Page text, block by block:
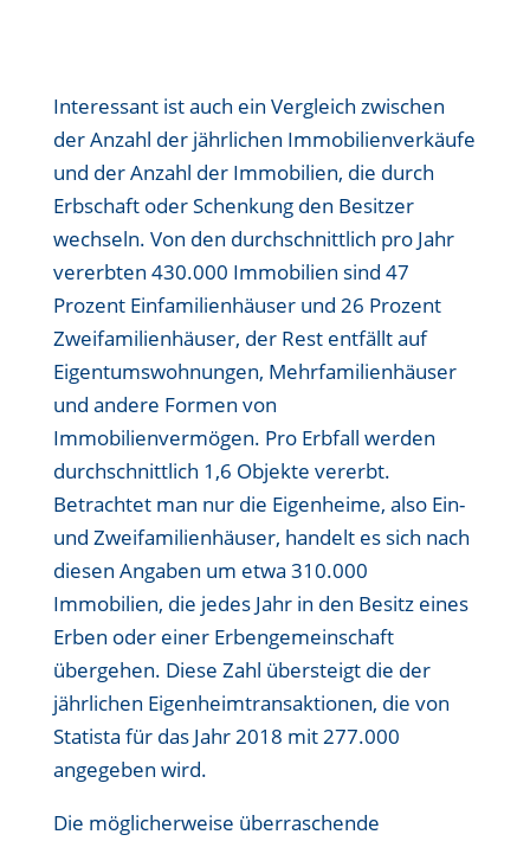
Interessant ist auch ein Vergleich zwischen
der Anzahl der jährlichen Immobilienverkäufe
und der Anzahl der Immobilien, die durch
Erbschaft oder Schenkung den Besitzer
wechseln. Von den durchschnittlich pro Jahr
vererbten 430.000 Immobilien sind 47
Prozent Einfamilienhäuser und 26 Prozent
Zweifamilienhäuser, der Rest entfällt auf
Eigentumswohnungen, Mehrfamilienhäuser
und andere Formen von
Immobilienvermögen. Pro Erbfall werden
durchschnittlich 1,6 Objekte vererbt.
Betrachtet man nur die Eigenheime, also Ein-
und Zweifamilienhäuser, handelt es sich nach
diesen Angaben um etwa 310.000
Immobilien, die jedes Jahr in den Besitz eines
Erben oder einer Erbengemeinschaft
übergehen. Diese Zahl übersteigt die der
jährlichen Eigenheimtransaktionen, die von
Statista für das Jahr 2018 mit 277.000
angegeben wird.
Die möglicherweise überraschende